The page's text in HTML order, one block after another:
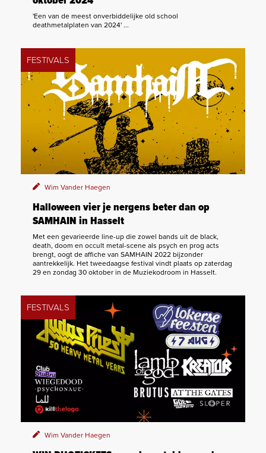
'Een van de meest onverbiddelijke old school
deathmetalplaten van 2024' ...
FESTIVALS
Wim Vander Haegen
Halloween vier je nergens beter dan op
SAMHAIN in Hasselt
Met een gevarieerde line-up die zowel bands uit de black,
death, doom en occult metal-scene als psych en prog acts
brengt, oogt de affiche van SAMHAIN 2022 bijzonder
aantrekkelijk. Het tweedaagse festival vindt plaats op zaterdag
29 en zondag 30 oktober in de Muziekodroom in Hasselt.
FESTIVALS
Wim Vander Haegen